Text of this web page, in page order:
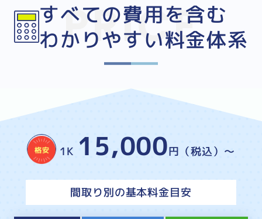
すべての費用を含む
わかりやすい料金体系
1K 15,000円（税込）～
間取り別の基本料金目安